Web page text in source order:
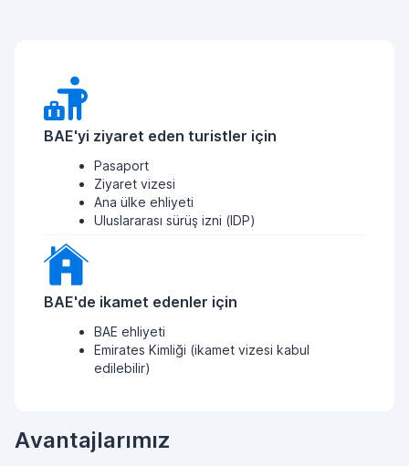
BAE'yi ziyaret eden turistler için
Pasaport
Ziyaret vizesi
Ana ülke ehliyeti
Uluslararası sürüş izni (IDP)
BAE'de ikamet edenler için
BAE ehliyeti
Emirates Kimliği (ikamet vizesi kabul
edilebilir)
Avantajlarımız